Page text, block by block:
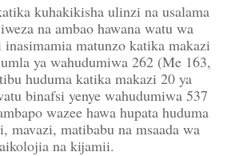
kuhakikisha ulinzi na usalama
na ambao hawana watu wa
matunzo katika makazi
ya wahudumiwa 262 (Me 163,
huduma katika makazi 20 ya
binafsi yenye wahudumiwa 537
wazee hawa hupata huduma
mavazi, matibabu na msaada wa
na kijamii.